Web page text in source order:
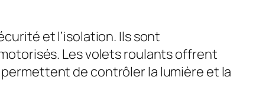
et l’isolation. Ils sont
Les volets roulants offrent
de contrôler la lumière et la